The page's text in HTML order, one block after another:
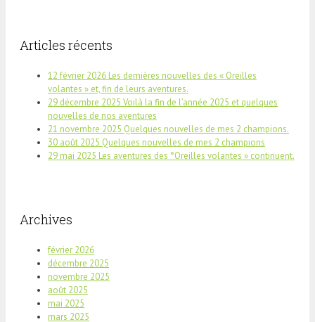
Articles récents
12 février 2026 Les dernières nouvelles des « Oreilles
volantes » et, fin de leurs aventures.
29 décembre 2025 Voilà la fin de l’année 2025 et quelques
nouvelles de nos aventures
21 novembre 2025 Quelques nouvelles de mes 2 champions.
30 août 2025 Quelques nouvelles de mes 2 champions
29 mai 2025 Les aventures des °Oreilles volantes » continuent.
Archives
février 2026
décembre 2025
novembre 2025
août 2025
mai 2025
mars 2025